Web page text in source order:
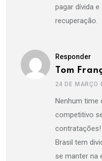
pagar dívida
recuperação.
Responder
Tom
24 DE MARÇO
Nenhum time
competitivo
Brasil tem
se manter na